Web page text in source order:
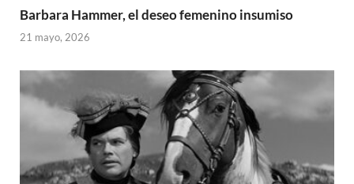
Barbara Hammer, el deseo femenino insumiso
21 mayo, 2026